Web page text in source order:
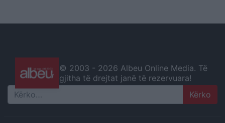
© 2003 - 2026 Albeu Online Media. Të
gjitha të drejtat janë të rezervuara!
Search